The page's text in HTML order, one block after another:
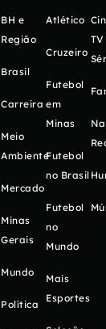
BH e
Região
Brasil
Carreira
Meio
Ambiente
Mercado
Minas
Gerais
Mundo
Política
Atlético
Cruzeiro
Futebol
em
Minas
Futebol
no Brasil
Futebol
no
Mundo
Mais
Esportes
TV